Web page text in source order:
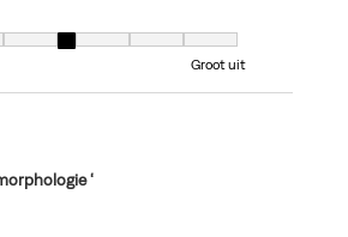
1 gelijk is aan Klein uit en 7 gelijk is aan Groot uit
Groot uit
‘